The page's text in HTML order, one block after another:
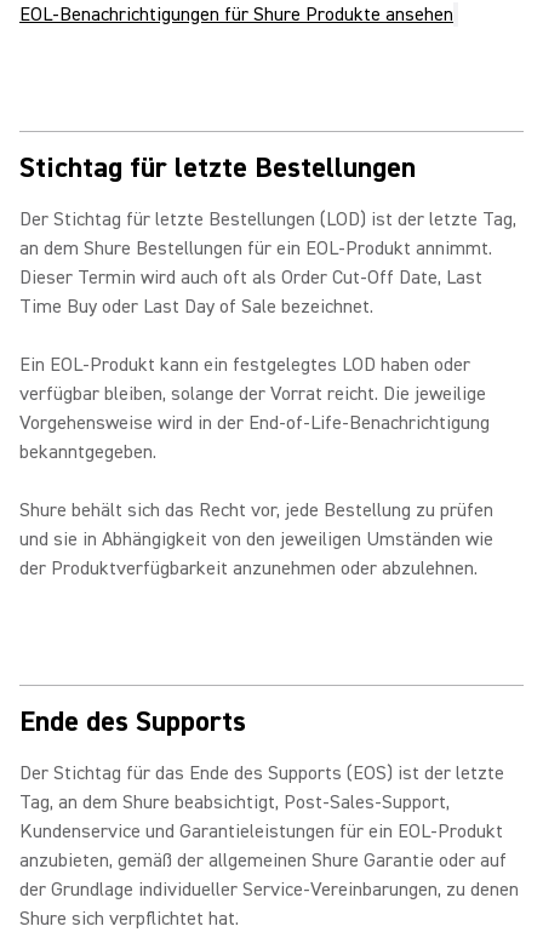
EOL-Benachrichtigungen für Shure Produkte ansehen
Stichtag für letzte Bestellungen
Der Stichtag für letzte Bestellungen (LOD) ist der letzte Tag,
an dem Shure Bestellungen für ein EOL-Produkt annimmt.
Dieser Termin wird auch oft als Order Cut-Off Date, Last
Time Buy oder Last Day of Sale bezeichnet.
Ein EOL-Produkt kann ein festgelegtes LOD haben oder
verfügbar bleiben, solange der Vorrat reicht. Die jeweilige
Vorgehensweise wird in der End-of-Life-Benachrichtigung
bekanntgegeben.
Shure behält sich das Recht vor, jede Bestellung zu prüfen
und sie in Abhängigkeit von den jeweiligen Umständen wie
der Produktverfügbarkeit anzunehmen oder abzulehnen.
Ende des Supports
Der Stichtag für das Ende des Supports (EOS) ist der letzte
Tag, an dem Shure beabsichtigt, Post-Sales-Support,
Kundenservice und Garantieleistungen für ein EOL-Produkt
anzubieten, gemäß der allgemeinen Shure Garantie oder auf
der Grundlage individueller Service-Vereinbarungen, zu denen
Shure sich verpflichtet hat.